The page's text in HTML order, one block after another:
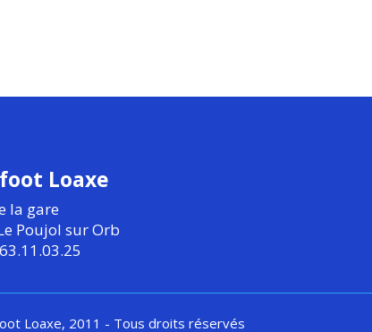
Loaxe
la gare
Poujol sur Orb
Loaxe, 2011 - Tous droits réservés